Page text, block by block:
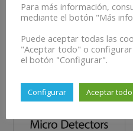
Para más información,
mediante el botón "Más
Puede aceptar todas las
"Aceptar todo" o
el botón "Configurar".
Configurar Aceptar todo